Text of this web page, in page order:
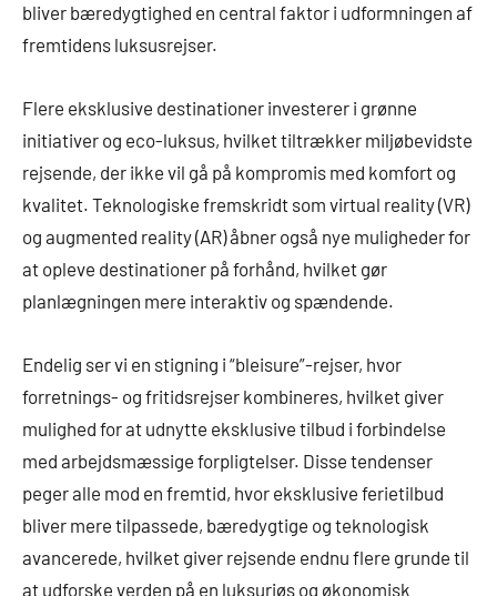
bliver bæredygtighed en central faktor i udformningen af
fremtidens luksusrejser.
Flere eksklusive destinationer investerer i grønne
initiativer og eco-luksus, hvilket tiltrækker miljøbevidste
rejsende, der ikke vil gå på kompromis med komfort og
kvalitet. Teknologiske fremskridt som virtual reality (VR)
og augmented reality (AR) åbner også nye muligheder for
at opleve destinationer på forhånd, hvilket gør
planlægningen mere interaktiv og spændende.
Endelig ser vi en stigning i “bleisure”-rejser, hvor
forretnings- og fritidsrejser kombineres, hvilket giver
mulighed for at udnytte eksklusive tilbud i forbindelse
med arbejdsmæssige forpligtelser. Disse tendenser
peger alle mod en fremtid, hvor eksklusive ferietilbud
bliver mere tilpassede, bæredygtige og teknologisk
avancerede, hvilket giver rejsende endnu flere grunde til
at udforske verden på en luksuriøs og økonomisk